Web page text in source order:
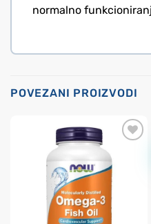
normalno
POVEZANI PROIZVODI